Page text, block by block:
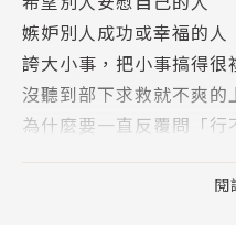
說明：那種充滿自以為是
●經典豬隊友6：死腦筋豬
說明：太計較無關緊要的
●經典豬隊友7：傲嬌豬
說明：沒被稱讚就不開心
說明：表面上客套，內心
嫉妒別人成功或幸福的人
誇大小事，把小事搞得很
沒聽到部下求救就不爽的
為什麼要一直反覆問「行
閱